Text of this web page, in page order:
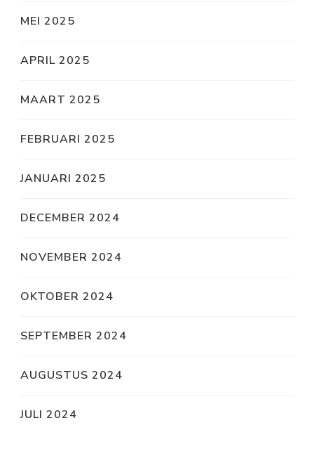
MEI 2025
APRIL 2025
MAART 2025
FEBRUARI 2025
JANUARI 2025
DECEMBER 2024
NOVEMBER 2024
OKTOBER 2024
SEPTEMBER 2024
AUGUSTUS 2024
JULI 2024